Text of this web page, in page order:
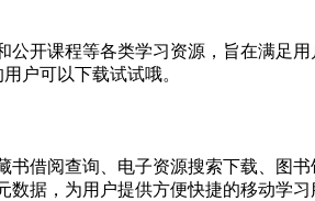
开课程等各类学习资源，旨在满足
户可以下载试试哦。
借阅查询、电子资源搜索下载、图
据，为用户提供方便快捷的移动学习